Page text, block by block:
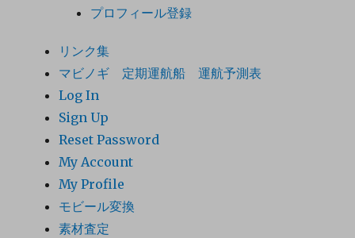
プロフィール登録
リンク集
マビノギ 定期運航船 運航予測表
Log In
Sign Up
Reset Password
My Account
My Profile
モビール変換
素材査定